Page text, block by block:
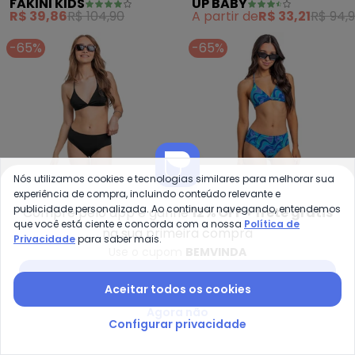
FAKINI KIDS
R$ 39,86R$ 104,90
com Fps +50 (Azul)
UP BABY
A partir deR$ 33,21R$
-65%
Biquíni Juvenil com Fps
+50 (Preto)
GLOSS
R$ 54,21R$ 154,90
-65%
Biquíni Juvenil com Fps
+50 (Azul)
R$ 54,21R$ 154,90
Compre pelo app e ganhe12% OFF + frete grátis
na sua primeira compra
Nós utilizamos cookies e tecnologias similares para melhorar sua
experiência de compra, incluindo conteúdo relevante e
publicidade personalizada. Ao continuar navegando, entendemos
que você está ciente e concorda com a nossa Política de
Privacidadepara saber mais.
Aceitar todos os cookies
Configurar privacidade